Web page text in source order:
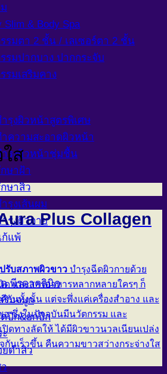
Slim & Body Spa
รมตา 2 ชั้น / เลเซอร์ตา 2 ชั้น
รมปากบาง ปากกระจับ
รมเสริมคาง
รุงผิวหน้าสูตรพิเศษ
ความสะอาดผิวหน้า
รุงผิวหน้าชุ่มชื้น
ษาฝ้า
ษาสิว
รุงเส้นผม
รุงผิวกาย
แพ้
พีรดาคลินิก
ริมจมูก
ปีก&ยกปีก
ะ
ยดำสิว
ส
Plus Collagen
รับสภาพผิวขาว บำรุงฉีดผิวกายด้วย
และสารอาหารหลากหลายใครๆ ก็
กันทั้งนั้น แต่จะพึ่งแค่เครื่องสำอาง และ
ซึ่งในปัจจุบันมีนวัตกรรม และ
ปิดทางลัดให้ ได้มีผิวขาวนวลเนียนเปล่ง
กันเร็วขึ้น คืนความขาวสว่างกระจ่างใส